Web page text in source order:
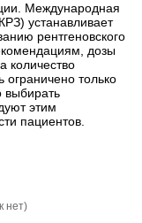
Международная
устанавливает
рентгеновского
дозы
количество
ограничено только
выбирать
этим
пациентов.
нет)